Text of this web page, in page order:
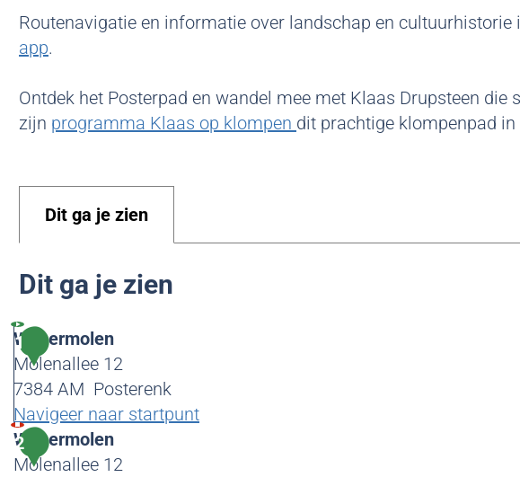
Routenavigatie en informatie over landschap en cultuurhistorie
app.
Ontdek het Posterpad en wandel mee met Klaas Drupsteen die
zijn programma Klaas op klompen dit prachtige klompenpad
Dit ga je zien
Dit ga je zien
1
Wilpermolen
Molenallee 12
7384 AM Posterenk
Navigeer naar startpunt
W
i
2
Wilpermolen
Molenallee 12